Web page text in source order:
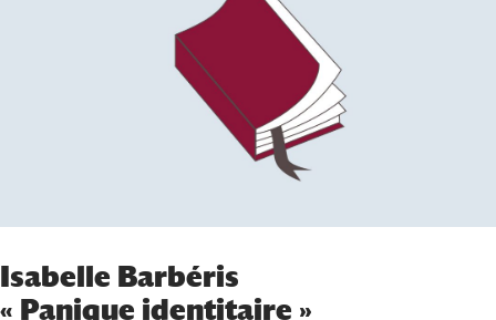
Isabelle Barbéris
« Panique identitaire »